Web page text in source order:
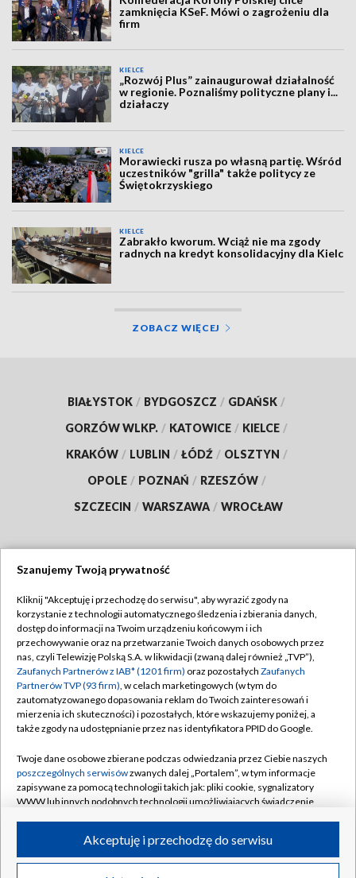
zamknięcia KSeF. Mówi o zagrożeniu dla
firm
KIELCE
„Rozwój Plus” zainaugurował działalność
w regionie. Poznaliśmy polityczne plany i...
działaczy
KIELCE
Morawiecki rusza po własną partię. Wśród
uczestników "grilla" także politycy ze
Świętokrzyskiego
KIELCE
Zabrakło kworum. Wciąż nie ma zgody
radnych na kredyt konsolidacyjny dla Kielc
ZOBACZ WIĘCEJ
BIAŁYSTOK / BYDGOSZCZ / GDAŃSK /
GORZÓW WLKP. / KATOWICE / KIELCE /
KRAKÓW / LUBLIN / ŁÓDŹ / OLSZTYN /
OPOLE / POZNAŃ / RZESZÓW /
SZCZECIN / WARSZAWA / WROCŁAW
TVP
Abonament TVP
Emisja w TVP
Centrum informacji TVP
Naziemna Telewizja Cyfrowa
Rada Programowa
System NOS
Informacje o nadawcy
Program dla prasy
Regulamin TVP
Polityka prywatności
Moje zgody
Pomoc
Kontakt
Kanały
©2026 Telewizja Polska S.A. w likwidacji
Szanujemy Twoją prywatność
Kliknij "Akceptuję i przechodzę do serwisu", aby wyrazić zgody na
korzystanie z technologii automatycznego śledzenia i zbierania danych,
dostęp do informacji na Twoim urządzeniu końcowym i ich
przechowywanie oraz na przetwarzanie Twoich danych osobowych przez
nas, czyli Telewizję Polską S.A. w likwidacji (zwaną dalej również „TVP”),
Zaufanych Partnerów z IAB* (1201 firm) oraz pozostałych Zaufanych
Partnerów TVP (93 firm), w celach marketingowych (w tym do
zautomatyzowanego dopasowania reklam do Twoich zainteresowań i
mierzenia ich skuteczności) i pozostałych, które wskazujemy poniżej, a
także zgody na udostępnianie przez nas identyfikatora PPID do Google.
Twoje dane osobowe zbierane podczas odwiedzania przez Ciebie naszych
poszczególnych serwisówzwanych dalej „Portalem”, w tym informacje
zapisywane za pomocą technologii takich jak: pliki cookie, sygnalizatory
WWW lub innych podobnych technologii umożliwiających świadczenie
ruchu w Internecie.
Twoje dane osobowe zbierane podczas odwiedzania przez Ciebie
Akceptuję i przechodzę do serwisu